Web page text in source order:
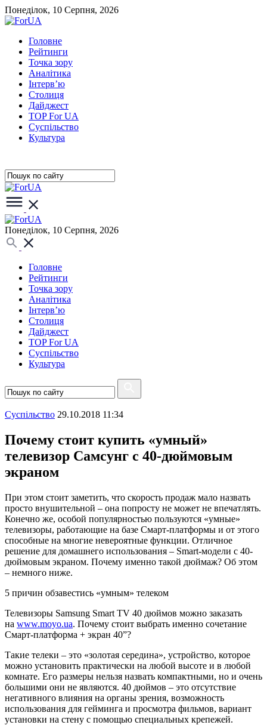
Понеділок, 10 Серпня, 2026
Головне
Рейтинги
Точка зору
Аналітика
Інтерв’ю
Столиця
Дайджест
TOP For UA
Суспiльство
Культура
Понеділок, 10 Серпня, 2026
Головне
Рейтинги
Точка зору
Аналітика
Інтерв’ю
Столиця
Дайджест
TOP For UA
Суспiльство
Культура
Суспiльство 29.10.2018 11:34
Почему стоит купить «умный»
телевизор Самсунг с 40-дюймовым
экраном
При этом стоит заметить, что скорость продаж мало назвать
просто внушительной – она попросту не может не впечатлять.
Конечно же, особой популярностью пользуются «умные»
телевизоры, работающие на базе Смарт-платформы и от этого
способные на многие невероятные функции. Отличное
решение для домашнего использования – Smart-модели с 40-
дюймовым экраном. Почему именно такой дюймаж? Об этом
– немного ниже.
5 причин обзавестись «умным» телеком
Телевизоры Samsung Smart TV 40 дюймов можно заказать
на www.moyo.ua. Почему стоит выбрать именно сочетание
Смарт-платформа + экран 40”?
Такие телеки – это «золотая середина», устройство, которое
можно установить практически на любой высоте и в любой
комнате. Его размеры нельзя назвать компактными, но и очень
большими они не являются. 40 дюймов – это отсутствие
негативного влияния на органы зрения, возможность
использования для гейминга и просмотра фильмов, вариант
установки на стену с помощью специальных крепежей.